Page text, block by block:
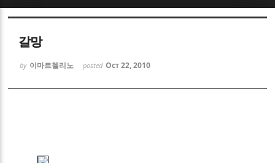
갈망
by 이마르첼리노 posted Oct 22, 2010
Sketchbook5, 스케치북5
Sketchbook5, 스케치북5